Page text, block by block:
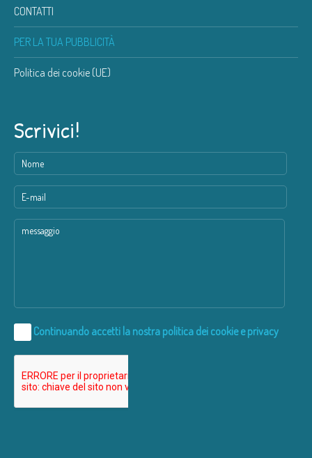
CONTATTI
PER LA TUA PUBBLICITÀ
Politica dei cookie (UE)
Scrivici!
Continuando accetti la nostra politica dei cookie e privacy